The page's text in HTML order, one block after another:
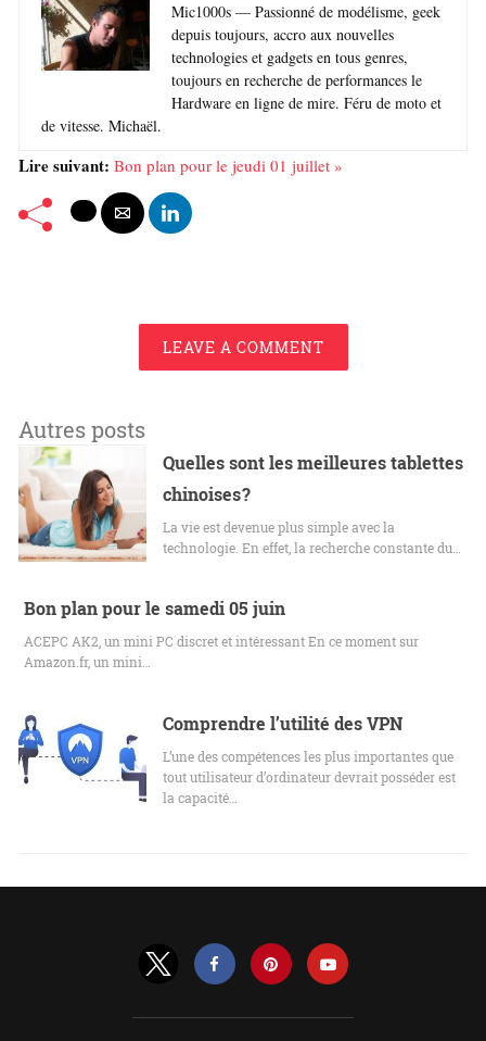
Mic1000s — Passionné de modélisme, geek
depuis toujours, accro aux nouvelles
technologies et gadgets en tous genres,
toujours en recherche de performances le
Hardware en ligne de mire. Féru de moto et
de vitesse. Michaël.
Lire suivant: Bon plan pour le jeudi 01 juillet »
LEAVE A COMMENT
Autres posts
Quelles sont les meilleures tablettes
chinoises ?
La vie est devenue plus simple avec la
technologie. En effet, la recherche constante du…
Bon plan pour le samedi 05 juin
ACEPC AK2, un mini PC discret et intéressant En ce moment sur
Amazon.fr, un mini…
Comprendre l’utilité des VPN
L’une des compétences les plus importantes que
tout utilisateur d’ordinateur devrait posséder est
la capacité…